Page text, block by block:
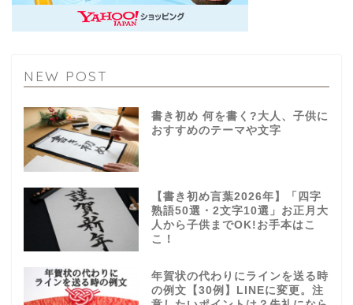
NEW POST
書き初め 何を書く?大人、子供に
おすすめのテーマや文字
【書き初め言葉2026年】「四字
熟語50選・2文字10選」お正月大
人から子供までOK!お手本はこ
こ！
年賀状の代わりにラインを送る時
の例文【30例】LINEに変更。注